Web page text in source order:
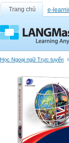
Trang chủ e-
Học Ngoại ngữ Trực tuyến